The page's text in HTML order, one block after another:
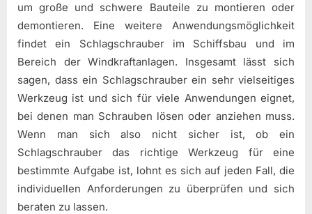
um große und schwere Bauteile zu montieren oder
demontieren. Eine weitere Anwendungsmöglichkeit
findet ein Schlagschrauber im Schiffsbau und im
Bereich der Windkraftanlagen. Insgesamt lässt sich
sagen, dass ein Schlagschrauber ein sehr vielseitiges
Werkzeug ist und sich für viele Anwendungen eignet,
bei denen man Schrauben lösen oder anziehen muss.
Wenn man sich also nicht sicher ist, ob ein
Schlagschrauber das richtige Werkzeug für eine
bestimmte Aufgabe ist, lohnt es sich auf jeden Fall, die
individuellen Anforderungen zu überprüfen und sich
beraten zu lassen.